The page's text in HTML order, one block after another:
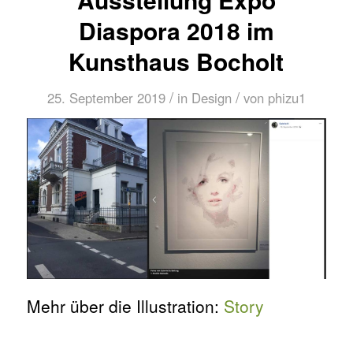
Diaspora 2018 im
Kunsthaus Bocholt
25. September 2019 / in Design / von phizu1
Mehr über die Illustration: Story